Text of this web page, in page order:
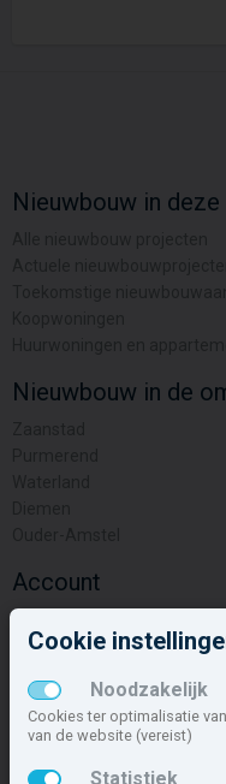
Nieuwbouw in
Nieuwbouw in de
Account
Inschrijven
Overige
Cookie
Noodzakelijk
Cookies ter optimalisatie
van de website (vereist)
Statistiek